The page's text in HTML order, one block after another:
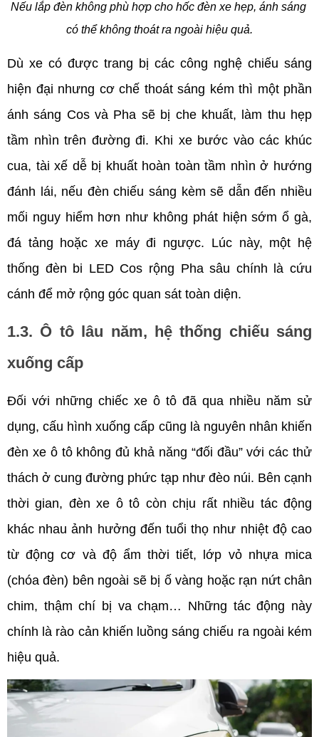
Nếu lắp đèn không phù hợp cho hốc đèn xe hẹp, ánh sáng
có thể không thoát ra ngoài hiệu quả.
Dù xe có được trang bị các công nghệ chiếu sáng
hiện đại nhưng cơ chế thoát sáng kém thì một phần
ánh sáng Cos và Pha sẽ bị che khuất, làm thu hẹp
tầm nhìn trên đường đi. Khi xe bước vào các khúc
cua, tài xế dễ bị khuất hoàn toàn tầm nhìn ở hướng
đánh lái, nếu đèn chiếu sáng kèm sẽ dẫn đến nhiều
mối nguy hiểm hơn như không phát hiện sớm ổ gà,
đá tảng hoặc xe máy đi ngược. Lúc này, một hệ
thống đèn bi LED Cos rộng Pha sâu chính là cứu
cánh để mở rộng góc quan sát toàn diện.
1.3. Ô tô lâu năm, hệ thống chiếu sáng
xuống cấp
Đối với những chiếc xe ô tô đã qua nhiều năm sử
dụng, cấu hình xuống cấp cũng là nguyên nhân khiến
đèn xe ô tô không đủ khả năng “đối đầu” với các thử
thách ở cung đường phức tạp như đèo núi. Bên cạnh
thời gian, đèn xe ô tô còn chịu rất nhiều tác động
khác nhau ảnh hưởng đến tuổi thọ như nhiệt độ cao
từ động cơ và độ ẩm thời tiết, lớp vỏ nhựa mica
(chóa đèn) bên ngoài sẽ bị ố vàng hoặc rạn nứt chân
chim, thậm chí bị va chạm… Những tác động này
chính là rào cản khiến luồng sáng chiếu ra ngoài kém
hiệu quả.